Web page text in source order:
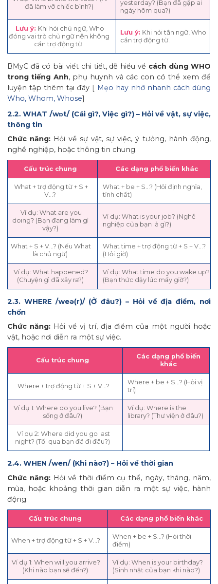
đã làm vỡ chiếc bình?)
yesterday? (Bạn đã gặp ai
ngày hôm qua?)
Lưu ý: Khi hỏi chủ ngữ, Who
đóng vai trò chủ ngữ nên không
cần trợ động từ.
Lưu ý: Khi hỏi tân ngữ, Who
cần trợ động từ.
BMyC đã có bài viết chi tiết, dễ hiểu về cách dùng WHO
trong tiếng Anh, phụ huynh và các con có thể xem để
luyện tập thêm tại đây [ Mẹo hay nhớ nhanh cách dùng
Who, Whom, Whose]
2.2. WHAT /wɒt/ (Cái gì?, Việc gì?) – Hỏi về vật, sự việc,
thông tin
Chức năng: Hỏi về sự vật, sự việc, ý tưởng, hành động,
nghề nghiệp, hoặc thông tin chung.
Cấu trúc chung Các dạng phổ biến khác
What + trợ động từ + S +
V…?
What + be + S…? (Hỏi định nghĩa,
tính chất)
Ví dụ: What are you
doing? (Bạn đang làm gì
vậy?)
Ví dụ: What is your job? (Nghề
nghiệp của bạn là gì?)
What + S + V…? (Nếu What
là chủ ngữ)
What time + trợ động từ + S + V…?
(Hỏi giờ)
Ví dụ: What happened?
(Chuyện gì đã xảy ra?)
Ví dụ: What time do you wake up?
(Bạn thức dậy lúc mấy giờ?)
2.3. WHERE /weə(r)/ (Ở đâu?) – Hỏi về địa điểm, nơi
chốn
Chức năng: Hỏi về vị trí, địa điểm của một người hoặc
vật, hoặc nơi diễn ra một sự việc.
Cấu trúc chung
Các dạng phổ biến
khác
Where + trợ động từ + S + V…?
Where + be + S…? (Hỏi vị
trí)
Ví dụ 1: Where do you live? (Bạn
sống ở đâu?)
Ví dụ: Where is the
library? (Thư viện ở đâu?)
Ví dụ 2: Where did you go last
night? (Tối qua bạn đã đi đâu?)
2.4. WHEN /wen/ (Khi nào?) – Hỏi về thời gian
Chức năng:Hỏi về thời điểm cụ thể, ngày, tháng, năm,
mùa, hoặc khoảng thời gian diễn ra một sự việc, hành
động.
Cấu trúc chung Các dạng phổ biến khác
When + trợ động từ + S + V…?
When + be + S…? (Hỏi thời
điểm)
Ví dụ 1: When will you arrive?
(Khi nào bạn sẽ đến?)
Ví dụ: When is your birthday?
(Sinh nhật của bạn khi nào?)